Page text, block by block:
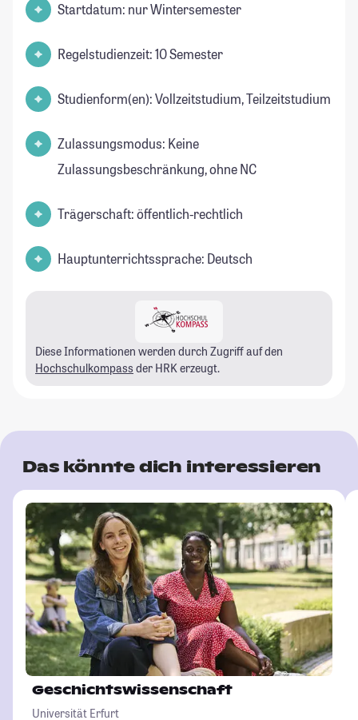
Startdatum: nur Wintersemester
Regelstudienzeit: 10 Semester
Studienform(en): Vollzeitstudium, Teilzeitstudium
Zulassungsmodus: Keine
Zulassungsbeschränkung, ohne NC
Trägerschaft: öffentlich-rechtlich
Hauptunterrichtssprache: Deutsch
Diese Informationen werden durch Zugriff auf den
Hochschulkompass der HRK erzeugt.
Das könnte dich interessieren
Geschichtswissenschaft
Universität Erfurt